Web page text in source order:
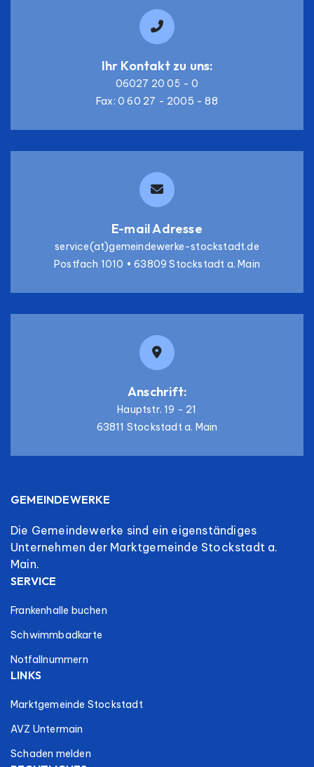
Ihr Kontakt zu uns:
06027 20 05 - 0
Fax: 0 60 27 - 2005 - 88
E-mail Adresse
service(at)gemeindewerke-stockstadt.de
Postfach 1010 • 63809 Stockstadt a. Main
Anschrift:
Hauptstr. 19 - 21
63811 Stockstadt a. Main
GEMEINDEWERKE
Die Gemeindewerke sind ein eigenständiges
Unternehmen der Marktgemeinde Stockstadt a.
Main.
SERVICE
Frankenhalle buchen
Schwimmbadkarte
Notfallnummern
LINKS
Marktgemeinde Stockstadt
AVZ Untermain
Schaden melden